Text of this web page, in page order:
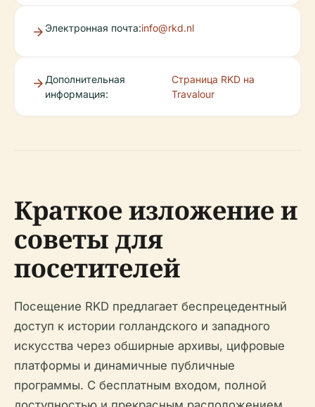
Электронная почта:info@rkd.nl
Дополнительная
информация:
Страница RKD на
Travalour
Краткое изложение и
советы для
посетителей
Посещение RKD предлагает беспрецедентный
доступ к истории голландского и западного
искусства через обширные архивы, цифровые
платформы и динамичные публичные
программы. С бесплатным входом, полной